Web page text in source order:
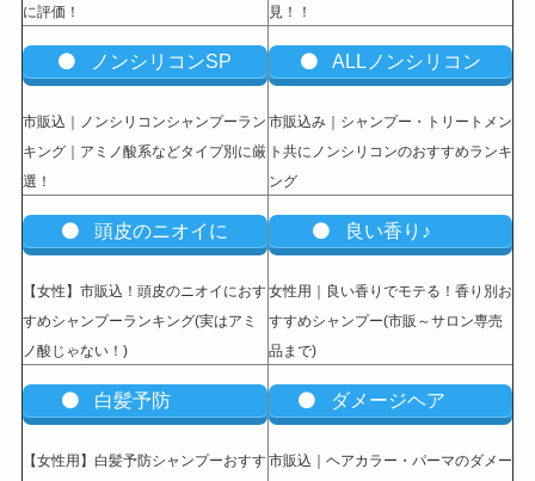
に評価！ 見！！
ノンシリコンSP
市販込｜ノンシリコンシャンプーラン
キング｜アミノ酸系などタイプ別に厳
選！
ALLノンシリコン
市販込み｜シャンプー・トリートメン
ト共にノンシリコンのおすすめランキ
ング
頭皮のニオイに
【女性】市販込 ！頭皮のニオイにおす
すめシャンプーランキング(実はアミ
ノ酸じゃない！)
良い香り♪
女性用｜良い香りでモテる！香り別お
すすめシャンプー(市販～サロン専売
品まで)
白髪予防
【女性用】白髪予防シャンプーおすす
ダメージヘア
市販込｜ヘアカラー・パーマのダメー